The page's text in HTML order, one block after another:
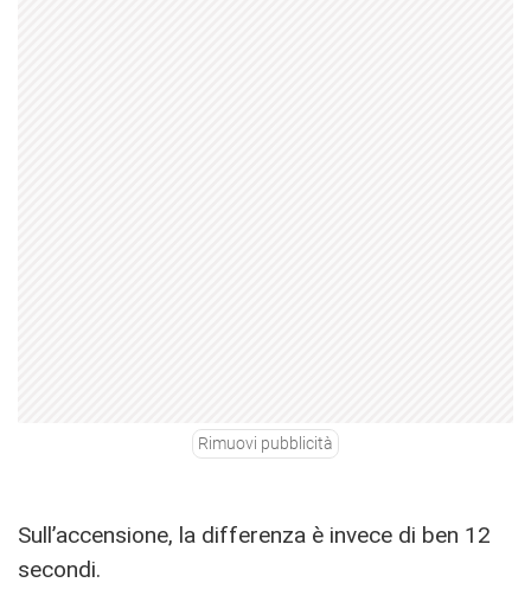
Rimuovi pubblicità
Sull’accensione, la differenza è invece di ben 12
secondi.